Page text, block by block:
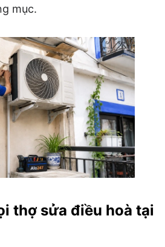
mục.
thợ sửa điều hoà tại